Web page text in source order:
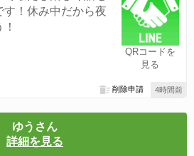
QRコードを
見る
す！休み中だから夜
4時間前
削除申請
ゆうさん
詳細を見る